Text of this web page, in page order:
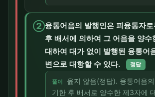
②융통어음의 발행인은 피융통자
후 배서에 의하여 그 어음을 양수
대하여 대가 없이 발행된 융통어
변으로 대항할 수 있다.
정답
풀이
옳지 않음(정답). 융통어음
기한 후 배서로 양수한 제3자에